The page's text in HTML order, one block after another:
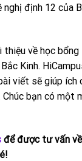
nghị định 12 của
về học bổng
Kinh.
viết sẽ giúp ích
bạn có một
để được tư vấn